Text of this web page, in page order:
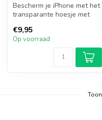
Bescherm je iPhone met het
transparante hoesje met
P...
€9,95
Op voorraad
Toon